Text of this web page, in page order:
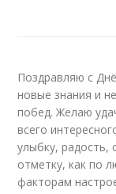
Поздравляю с
новые знания и
побед. Желаю
всего
улыбку, радость,
отметку, как по
факторам